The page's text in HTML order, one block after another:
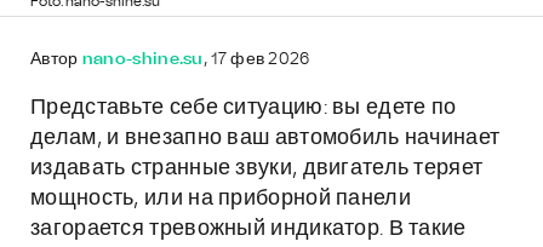
Автор nano-shine.su , 17 фев 2026
Представьте себе ситуацию: вы едете по
делам, и внезапно ваш автомобиль начинает
издавать странные звуки, двигатель теряет
мощность, или на приборной панели
загорается тревожный индикатор. В такие